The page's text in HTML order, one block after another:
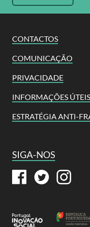
CONTACTOS
COMUNICAÇÃO
PRIVACIDADE
INFORMAÇÕES ÚTEIS
ESTRATÉGIA ANTI-
SIGA-NOS